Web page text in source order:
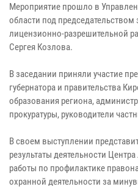
Мероприятие прошло в
области под
лицензионно-разрешительной
Сергея Козлова.
В заседании приняли участие
губернатора и правительства
образования региона,
прокуратуры, руководители
В своем выступлении
результаты деятельности
работы по профилактике
охранной деятельности за